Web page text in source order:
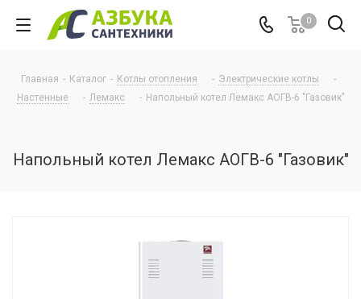
0
Главная - Каталог - Котлы отопления - Электрические котлы
-
Настенные
- Лемакс - Напольный котел Лемакс АОГВ-6 "Газовик"
Напольный котел Лемакс АОГВ-6 "Газовик"